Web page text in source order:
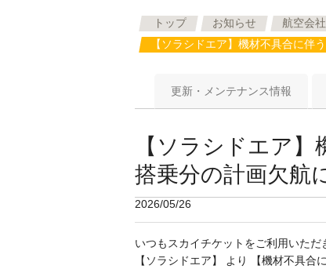
トップ お知らせ
航空会
【ソラシドエア】機材不具合に伴
更新・メンテナンス情報
【ソラシドエア
搭乗分の計画欠航
2026/05/26
いつもスカイチケットをご利用いただ
【ソラシドエア】 より 【機材不具合